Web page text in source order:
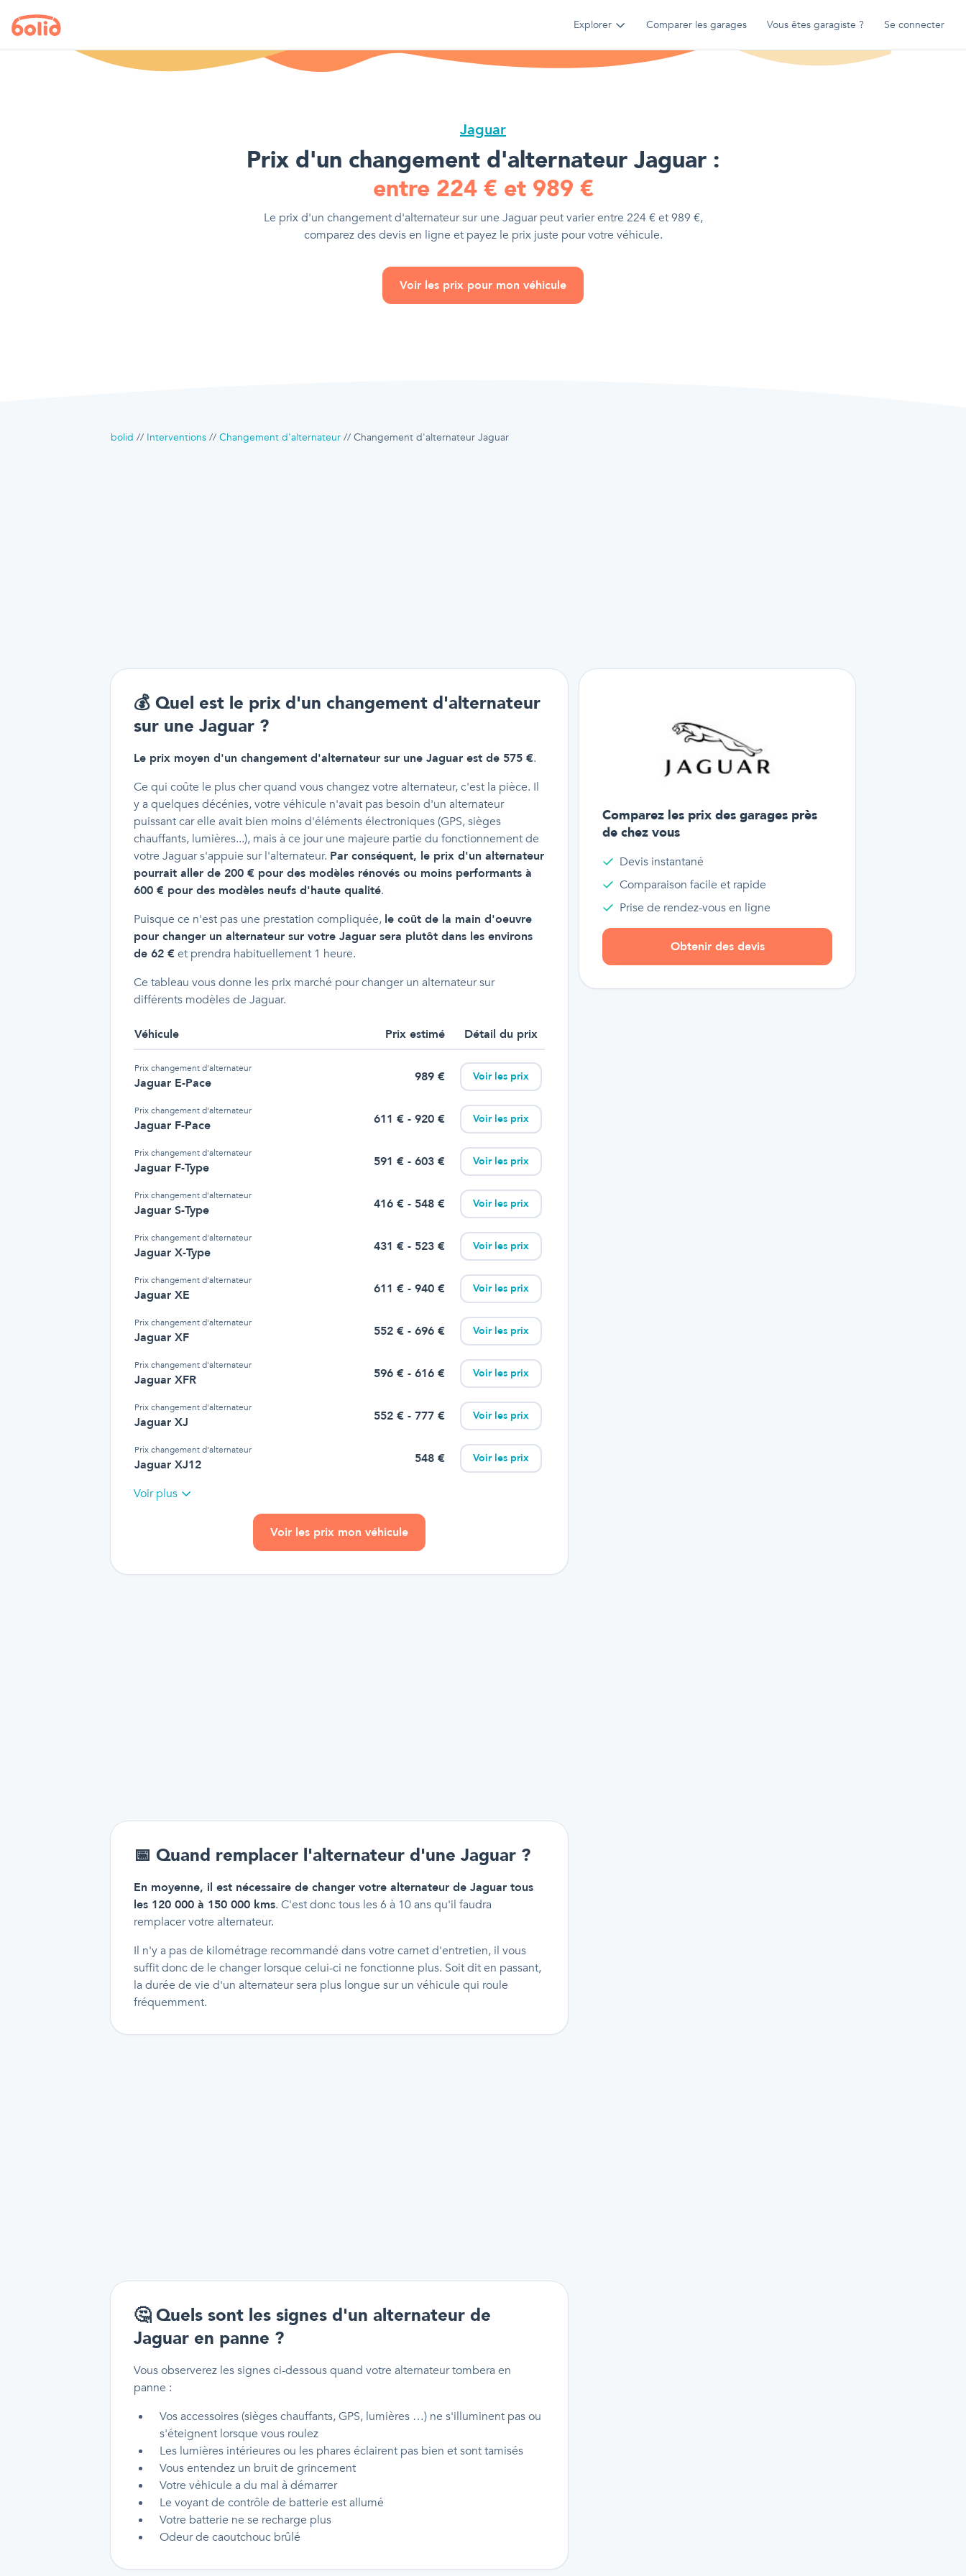
Explorer Comparer les garages Vous êtes garagiste ? Se connecter
Jaguar
Prix d'un changement d'alternateur Jaguar :
entre 224 €et 989 €
Le prix d'un changement d'alternateursur une Jaguar peut varier entre 224 € et989 €,
comparez des devis en ligne et payez le prix juste pour votre véhicule.
Voir les prix pour mon véhicule
bolid Interventions Changement d'alternateur Changement d'alternateur Jaguar
💰 Quel est le prix d'un changement d'alternateur
sur une Jaguar ?
Le prix moyen d'un changement d'alternateur sur une Jaguar est de 575 €.
Ce qui coûte le plus cher quand vous changez votre alternateur, c'est la pièce. Il
y a quelques décénies, votre véhicule n'avait pas besoin d'un alternateur
puissant car elle avait bien moins d'éléments électroniques (GPS, sièges
chauffants, lumières...), mais à ce jour une majeure partie du fonctionnement de
votre Jaguar s'appuie sur l'alternateur. Par conséquent, le prix d'un alternateur
pourrait aller de 200 € pour des modèles rénovés ou moins performants à
600 € pour des modèles neufs d'haute qualité.
Puisque ce n'est pas une prestation compliquée, le coût de la main d'oeuvre
pour changer un alternateur sur votre Jaguar sera plutôt dans les environs
de 62 € et prendra habituellement 1 heure.
Ce tableau vous donne les prix marché pour changer un alternateur sur
différents modèles de Jaguar.
Véhicule Prix estimé Détail du prix
Prixchangement d'alternateur
Jaguar E-Pace 989 € Voir les prix
Prixchangement d'alternateur
Jaguar F-Pace 611 € - 920 € Voir les prix
Prixchangement d'alternateur
Jaguar F-Type 591 € - 603 € Voir les prix
Prixchangement d'alternateur
Jaguar S-Type 416 € - 548 € Voir les prix
Prixchangement d'alternateur
Jaguar X-Type 431 € - 523 € Voir les prix
Prixchangement d'alternateur
Jaguar XE 611 € - 940 € Voir les prix
Prixchangement d'alternateur
Jaguar XF 552 € - 696 € Voir les prix
Prixchangement d'alternateur
Jaguar XFR 596 € - 616 € Voir les prix
Prixchangement d'alternateur
Jaguar XJ 552 € - 777 € Voir les prix
Prixchangement d'alternateur
Jaguar XJ12 548 € Voir les prix
Voir plus
Voir les prix mon véhicule
📅 Quand remplacer l'alternateur d'une Jaguar ?
En moyenne, il est nécessaire de changer votre alternateur de Jaguar tous
les 120 000 à 150 000 kms. C'est donc tous les 6 à 10 ans qu'il faudra
remplacer votre alternateur.
Il n'y a pas de kilométrage recommandé dans votre carnet d'entretien, il vous
suffit donc de le changer lorsque celui-ci ne fonctionne plus. Soit dit en passant,
la durée de vie d'un alternateur sera plus longue sur un véhicule qui roule
fréquemment.
🤔 Quels sont les signes d'un alternateur de
Jaguar en panne ?
Vous observerez les signes ci-dessous quand votre alternateur tombera en
panne :
Vos accessoires (sièges chauffants, GPS, lumières …) ne s'illuminent pas ou
s'éteignent lorsque vous roulez
Les lumières intérieures ou les phares éclairent pas bien et sont tamisés
Vous entendez un bruit de grincement
Votre véhicule a du mal à démarrer
Le voyant de contrôle de batterie est allumé
Votre batterie ne se recharge plus
Odeur de caoutchouc brûlé
Comparez les prix des garages près
de chez vous
Devis instantané
Comparaison facile et rapide
Prise de rendez-vous en ligne
Obtenir des devis